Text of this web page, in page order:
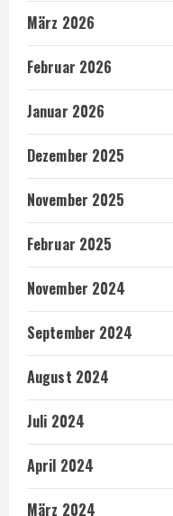
März 2026
Februar 2026
Januar 2026
Dezember 2025
November 2025
Februar 2025
November 2024
September 2024
August 2024
Juli 2024
April 2024
März 2024